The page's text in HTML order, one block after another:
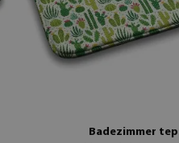
Badezimmer